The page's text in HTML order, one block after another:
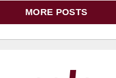
MORE POSTS